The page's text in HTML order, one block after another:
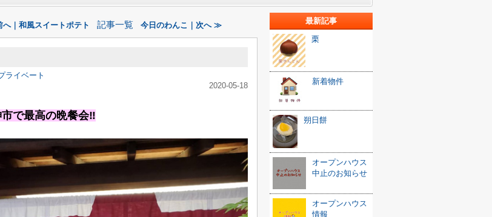
｜和風スイートポテト 記事一覧 今日のわんこ｜次へ ≫
ライベート
2020-05-18
で最高の晩餐会‼
最新記事
栗
新着物件
朔日餅
オープンハウス
中止のお知らせ
オープンハウス
情報